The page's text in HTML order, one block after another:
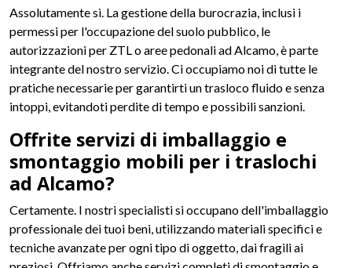
Assolutamente sì. La gestione della burocrazia, inclusi i
permessi per l'occupazione del suolo pubblico, le
autorizzazioni per ZTL o aree pedonali ad Alcamo, è parte
integrante del nostro servizio. Ci occupiamo noi di tutte le
pratiche necessarie per garantirti un trasloco fluido e senza
intoppi, evitandoti perdite di tempo e possibili sanzioni.
Offrite servizi di imballaggio e
smontaggio mobili per i traslochi
ad Alcamo?
Certamente. I nostri specialisti si occupano dell'imballaggio
professionale dei tuoi beni, utilizzando materiali specifici e
tecniche avanzate per ogni tipo di oggetto, dai fragili ai